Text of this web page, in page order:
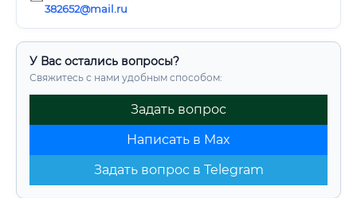
382652@mail.ru
У Вас остались вопросы?
Свяжитесь с нами удобным способом:
Задать вопрос
Написать в Max
Задать вопрос в Telegram